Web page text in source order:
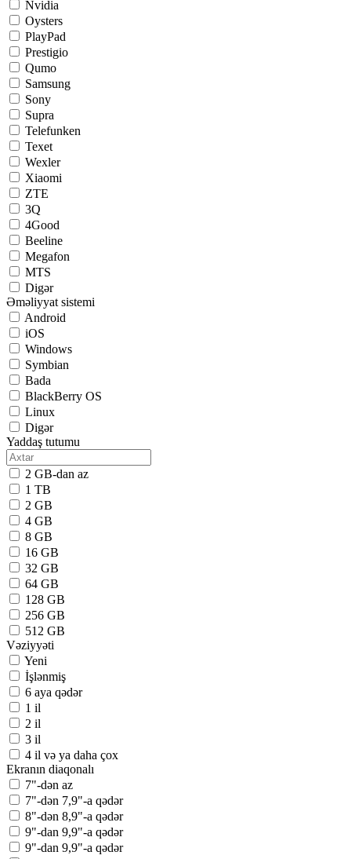
Nvidia
Oysters
PlayPad
Prestigio
Qumo
Samsung
Sony
Supra
Telefunken
Texet
Wexler
Xiaomi
ZTE
3Q
4Good
Beeline
Megafon
MTS
Digər
Əməliyyat sistemi
Android
iOS
Windows
Symbian
Bada
BlackBerry OS
Linux
Digər
Yaddaş tutumu
2 GB-dan az
1 TB
2 GB
4 GB
8 GB
16 GB
32 GB
64 GB
128 GB
256 GB
512 GB
Vəziyyəti
Yeni
İşlənmiş
6 aya qədər
1 il
2 il
3 il
4 il və ya daha çox
Ekranın diaqonalı
7"-dən az
7"-dən 7,9"-a qədər
8"-dən 8,9"-a qədər
9"-dan 9,9"-a qədər
9"-dan 9,9"-a qədər